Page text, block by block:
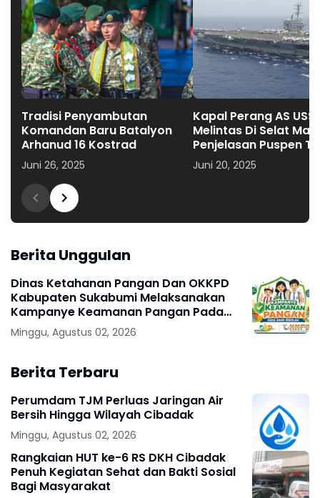
Tradisi Penyambutan
Komandan Baru Batalyon
Arhanud 16 Kostrad
Juni 26, 2025
Kapal Perang AS
Melintas Di Selat
Penjelasan Puspen
Juni 20, 2025
Berita Unggulan
Dinas Ketahanan Pangan Dan OKKPD
Kabupaten Sukabumi Melaksanakan
Kampanye Keamanan Pangan Pada
Anak Sekolah .
Minggu, Agustus 02, 2026
Berita Terbaru
Perumdam TJM Perluas Jaringan Air
Bersih Hingga Wilayah Cibadak
Minggu, Agustus 02, 2026
Rangkaian HUT ke-6 RS DKH Cibadak
Penuh Kegiatan Sehat dan Bakti Sosial
Bagi Masyarakat